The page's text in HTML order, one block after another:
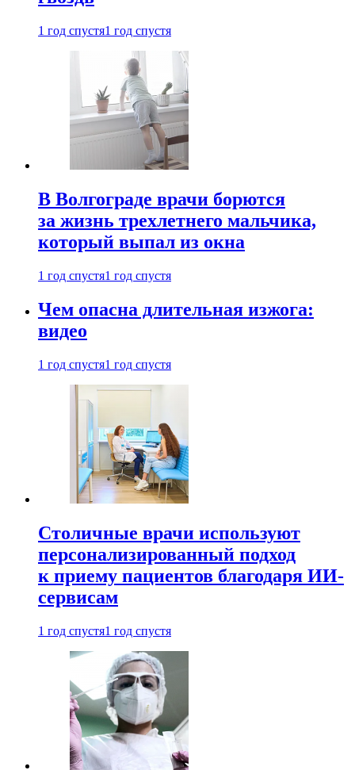
1 год спустя1 год спустя
В Волгограде врачи борются
за жизнь трехлетнего мальчика,
который выпал из окна
1 год спустя1 год спустя
Чем опасна длительная изжога:
видео
1 год спустя1 год спустя
Столичные врачи используют
персонализированный подход
к приему пациентов благодаря ИИ-
сервисам
1 год спустя1 год спустя